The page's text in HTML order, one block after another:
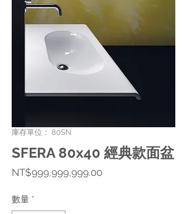
庫存單位： 80SN
SFERA 80x40 經典款面盆
NT$999,999,999.00價
數量 *